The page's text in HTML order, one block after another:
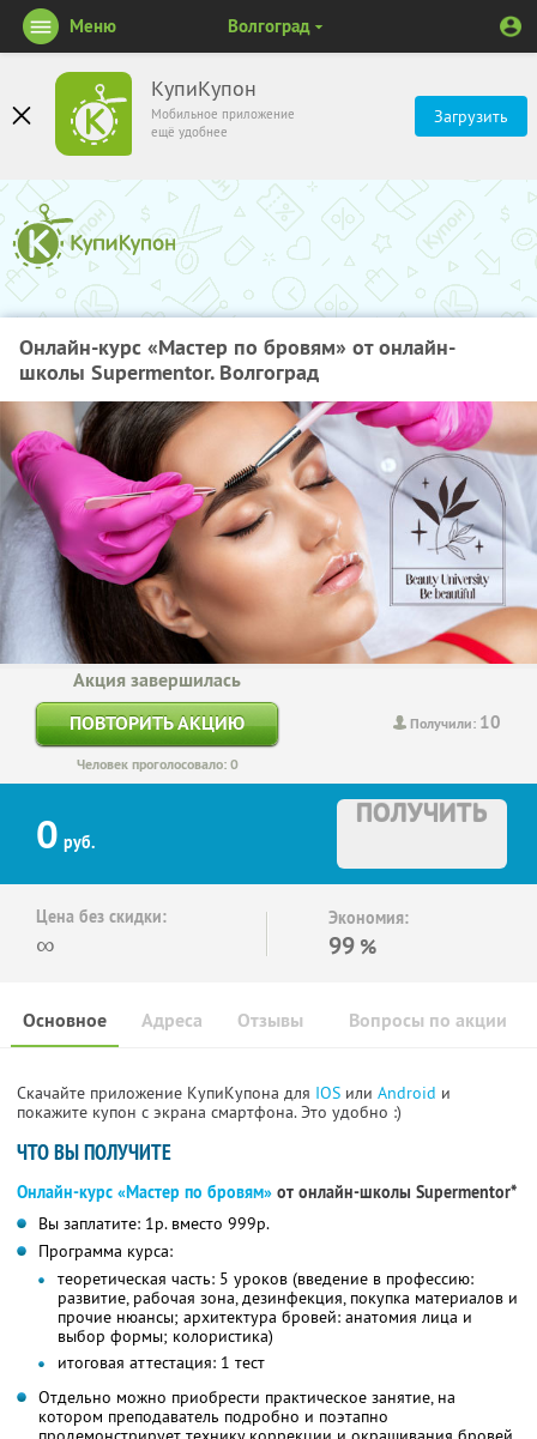
КупиКупон
Мобильное приложение
ещё удобнее
Загрузить
Меню Волгоград
Онлайн-курс «Мастер по бровям» от онлайн-
школы Supermentor. Волгоград
Получили: 10
Акция завершилась
ПОВТОРИТЬ АКЦИЮ
Человек проголосовало: 0
0 руб.
ПОЛУЧИТЬ
Цена без скидки:
∞
Экономия:
99 %
Основное Отзывы Вопросы по акции
Адреса
Скачайте приложение КупиКупона для IOS или Android и
покажите купон с экрана смартфона. Это удобно :)
ЧТО ВЫ ПОЛУЧИТЕ
Онлайн-курс «Мастер по бровям» от онлайн-школы Supermentor*
Вы заплатите: 1р. вместо 999р.
Программа курса:
теоретическая часть: 5 уроков (введение в профессию:
развитие, рабочая зона, дезинфекция, покупка материалов и
прочие нюансы; архитектура бровей: анатомия лица и
выбор формы; колористика)
итоговая аттестация: 1 тест
Отдельно можно приобрести практическое занятие, на
котором преподаватель подробно и поэтапно